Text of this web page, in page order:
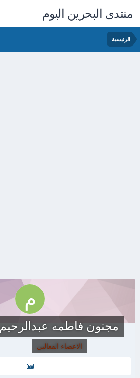
منتدى البحرين اليوم
الرئيسية
مجنون فاطمه عبدالرحيم
الاعضاء الفعالين